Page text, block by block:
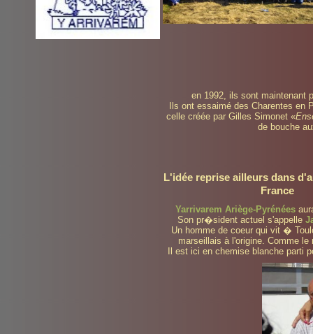
en 1992, ils sont maintenant
Ils ont essaimé des Charentes en
celle créée par Gilles Simonet «
de bouche
L'idée reprise ailleurs dans
France
Yarrivarem Ariège-Pyrénées
Son pr�sident actuel s'appelle
Un homme de coeur qui vit �
marseillais à l'origine. Comme le
Il est ici en chemise blanche parti